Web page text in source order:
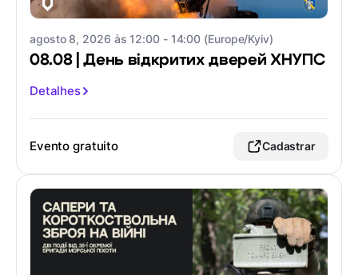
agosto 8, 2026 às 12:00 - 14:00 (Europe/Kyiv)
08.08 | День відкритих дверей ХНУПС
Detalhes
Evento gratuito Cadastrar